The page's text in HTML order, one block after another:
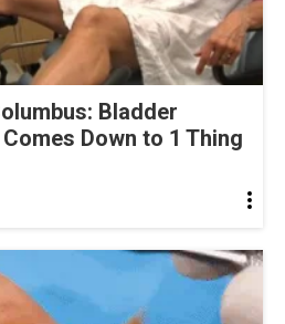
Bladder
Down to 1 Thing